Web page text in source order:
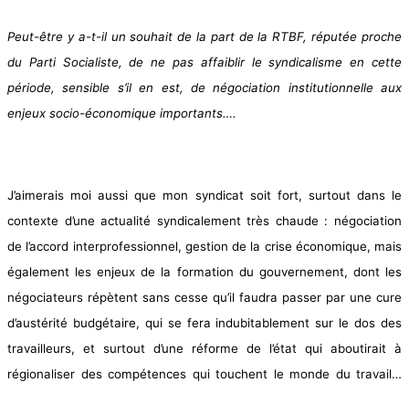
Peut-être y a-t-il un souhait de la part de la RTBF, réputée proche
du Parti Socialiste, de ne pas affaiblir le syndicalisme en cette
période, sensible s’il en est, de négociation institutionnelle aux
enjeux socio-économique importants….
J’aimerais moi aussi que mon syndicat soit fort, surtout dans le
contexte d’une actualité syndicalement très chaude : négociation
de l’accord interprofessionnel, gestion de la crise économique, mais
également les enjeux de la formation du gouvernement, dont les
négociateurs répètent sans cesse qu’il faudra passer par une cure
d’austérité budgétaire, qui se fera indubitablement sur le dos des
travailleurs, et surtout d’une réforme de l’état qui aboutirait à
régionaliser des compétences qui touchent le monde du travail…